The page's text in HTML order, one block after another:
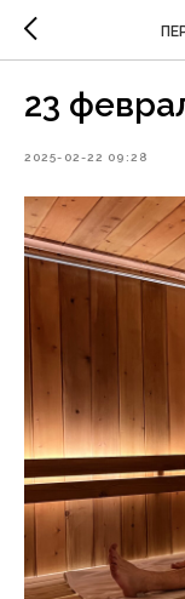
23
2025-02-22 09:28